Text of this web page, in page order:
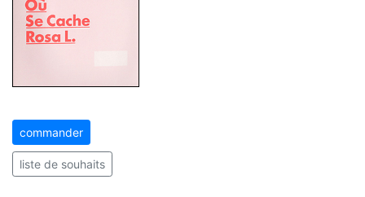
commander
liste de souhaits